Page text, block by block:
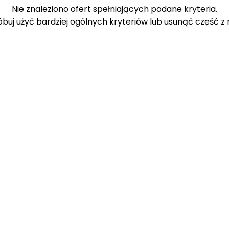
Nie znaleziono ofert spełniających podane kryteria.
użyć bardziej ogólnych kryteriów lub usunąć część z